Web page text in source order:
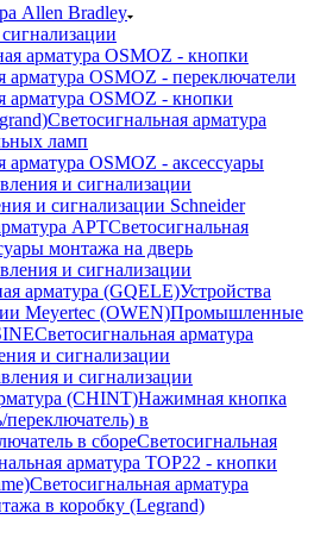
Allen Bradley
арматура OSMOZ - кнопки
арматура OSMOZ - переключатели
арматура OSMOZ - кнопки
Светосигнальная арматура
ламп
арматура OSMOZ - аксессуары
и сигнализации
и сигнализации Schneider
APTСветосигнальная
монтажа на дверь
и сигнализации
арматура (GQELE)Устройства
Meyertec (OWEN)Промышленные
Светосигнальная арматура
и сигнализации
и сигнализации
(CHINT)Нажимная кнопка
в
в сбореСветосигнальная
арматура TOP22 - кнопки
Светосигнальная арматура
в коробку (Legrand)